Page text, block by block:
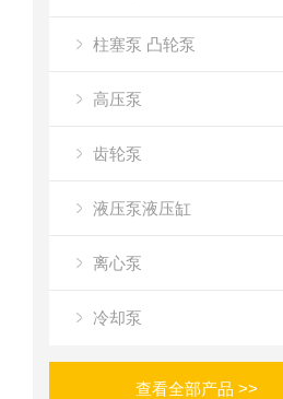
柱塞泵 凸轮泵
高压泵
齿轮泵
液压泵液压缸
离心泵
冷却泵
查看全部产品 >>